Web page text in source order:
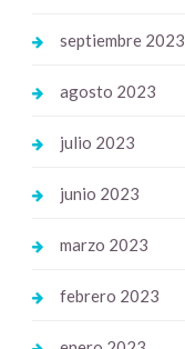
septiembre 2023
agosto 2023
julio 2023
junio 2023
marzo 2023
febrero 2023